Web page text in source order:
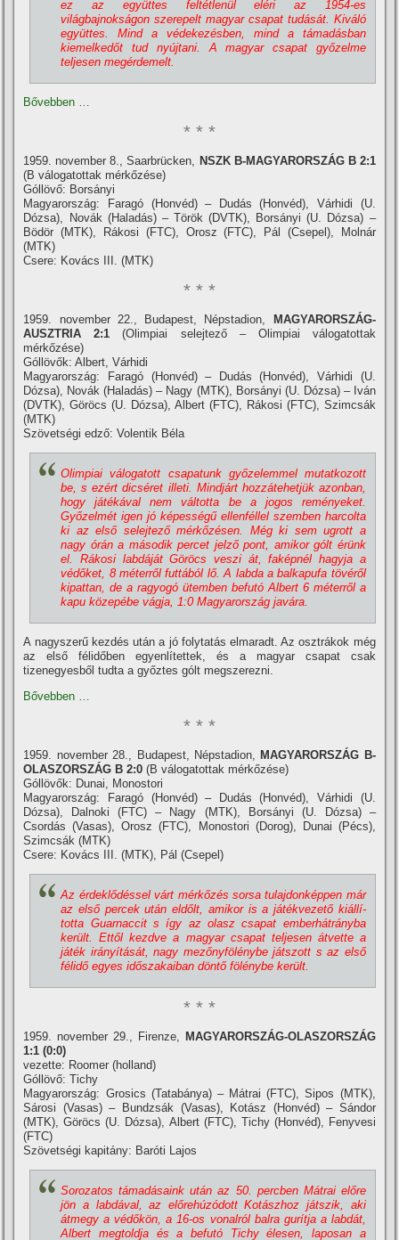
ez az együttes feltétlenül eléri az 1954-es
világbajnokságon szerepelt magyar csapat tudását. Kiváló
együttes. Mind a védekezésben, mind a támadásban
kiemelkedőt tud nyújtani. A magyar csapat győzelme
teljesen megérdemelt.
Bővebben …
* * *
1959. november 8., Saarbrücken, NSZK B-MAGYARORSZÁG B 2:1
(B válogatottak mérkőzése)
Góllövő: Borsányi
Magyarország: Faragó (Honvéd) – Dudás (Honvéd), Várhidi (U.
Dózsa), Novák (Haladás) – Török (DVTK), Borsányi (U. Dózsa) –
Bödör (MTK), Rákosi (FTC), Orosz (FTC), Pál (Csepel), Molnár
(MTK)
Csere: Kovács III. (MTK)
* * *
1959. november 22., Budapest, Népstadion,
MAGYARORSZÁG-
AUSZTRIA 2:1 (Olimpiai selejtező – Olimpiai válogatottak
mérkőzése)
Góllövők: Albert, Várhidi
Magyarország: Faragó (Honvéd) – Dudás (Honvéd), Várhidi (U.
Dózsa), Novák (Haladás) – Nagy (MTK), Borsányi (U. Dózsa) – Iván
(DVTK), Göröcs (U. Dózsa), Albert (FTC), Rákosi (FTC), Szimcsák
(MTK)
Szövetségi edző: Volentik Béla
Olimpiai válogatott csapatunk győzelemmel mutatkozott
be, s ezért dicséret illeti. Mindjárt hozzátehetjük azonban,
hogy játékával nem váltotta be a jogos reményeket.
Győzelmét igen jó képességű ellenféllel szemben harcolta
ki az első selejtező mérkőzésen. Még ki sem ugrott a
nagy órán a második percet jelző pont, amikor gólt érünk
el. Rákosi labdáját Göröcs veszi át, faképnél hagyja a
védőket, 8 méterről futtából lő. A labda a balkapufa tövéről
kipattan, de a ragyogó ütemben befutó Albert 6 méterről a
kapu közepébe vágja, 1:0 Magyarország javára.
A nagyszerű kezdés után a jó folytatás elmaradt. Az osztrákok még
az első félidőben egyenlí­tettek, és a magyar csapat csak
tizenegyesből tudta a győztes gólt megszerezni.
Bővebben …
* * *
1959. november 28., Budapest, Népstadion, MAGYARORSZÁG B-
OLASZORSZÁG B 2:0 (B válogatottak mérkőzése)
Góllövők: Dunai, Monostori
Magyarország: Faragó (Honvéd) – Dudás (Honvéd), Várhidi (U.
Dózsa), Dalnoki (FTC) – Nagy (MTK), Borsányi (U. Dózsa) –
Csordás (Vasas), Orosz (FTC), Monostori (Dorog), Dunai (Pécs),
Szimcsák (MTK)
Csere: Kovács III. (MTK), Pál (Csepel)
Az érdeklődéssel várt mérkőzés sorsa tulajdonképpen már
az első percek után eldőlt, amikor is a játékvezető kiállí­
totta Guarnaccit s í­gy az olasz csapat emberhátrányba
került. Ettől kezdve a magyar csapat teljesen átvette a
játék irányí­tását, nagy mezőnyfölénybe játszott s az első
félidő egyes időszakaiban döntő fölénybe került.
* * *
1959. november 29., Firenze, MAGYARORSZÁG-OLASZORSZÁG
1:1 (0:0)
vezette: Roomer (holland)
Góllövő: Tichy
Magyarország: Grosics (Tatabánya) – Mátrai (FTC), Sipos (MTK),
Sárosi (Vasas) – Bundzsák (Vasas), Kotász (Honvéd) – Sándor
(MTK), Göröcs (U. Dózsa), Albert (FTC), Tichy (Honvéd), Fenyvesi
(FTC)
Szövetségi kapitány: Baróti Lajos
Sorozatos támadásaink után az 50. percben Mátrai előre
jön a labdával, az előrehúzódott Kotászhoz játszik, aki
átmegy a védőkön, a 16-os vonalról balra gurí­tja a labdát,
Albert megtoldja és a befutó Tichy élesen, laposan a